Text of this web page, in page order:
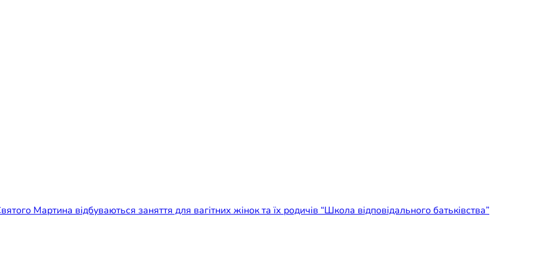
Мартина відбуваються заняття для вагітних жінок та їх родичів “Школа відповідального батьківства”